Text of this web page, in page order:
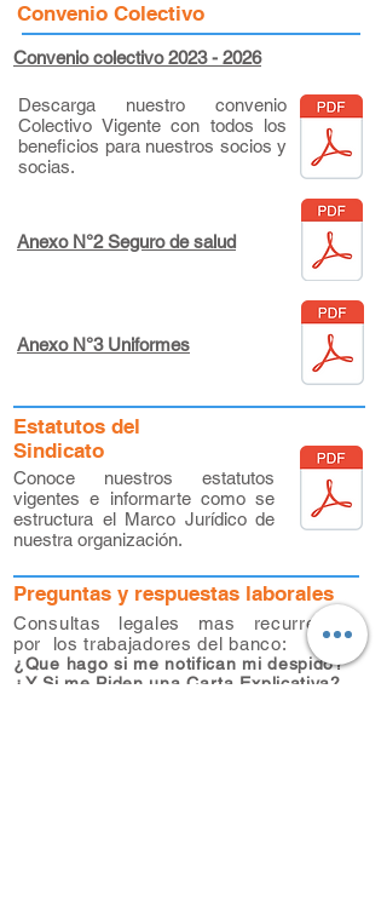
Convenio Colectivo
Convenio colectivo 2023 - 2026
Anexo N°2 Seguro de salud
Descarga nuestro convenio
Colectivo Vigente con todos los
beneficios para nuestros socios y
socias.
Anexo N°3 Uniformes
Estatutos del
Sindicato
Conoce nuestros estatutos
vigentes e informarte como se
estructura el Marco Jurídico de
nuestra organización.
Preguntas y respuestas laborales
Consultas legales mas recurrentes
por los trabajadores del banco:
¿Que hago si me notifican mi despido?
¿Y Si me Piden una Carta Explicativa?